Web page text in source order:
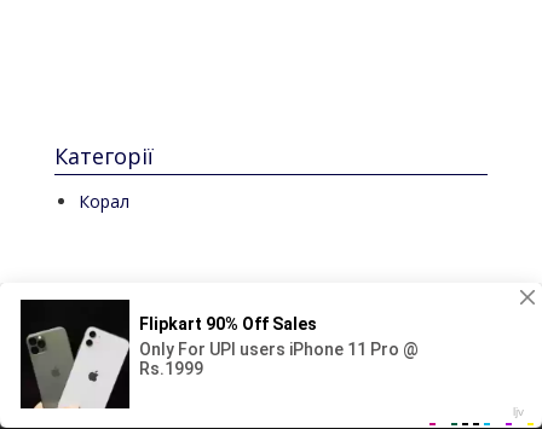
Категорії
Корал